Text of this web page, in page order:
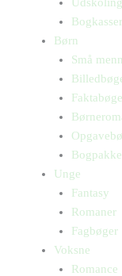
Bogkasser
Børn
Små
Unge
Fantasy
Romaner
Fagbøger
Voksne
Romance